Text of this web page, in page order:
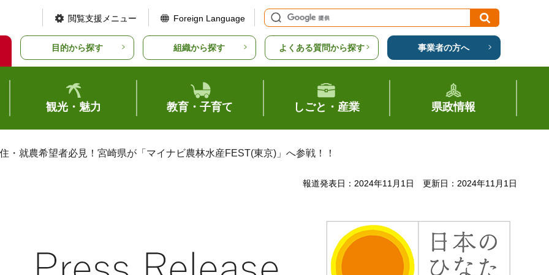
閲覧支援メニュー Foreign Language
目的から探す 組織から探す よくある質問から探す 事業者の方へ
観光・魅力 教育・子育て しごと・産業 県政情報
・就農希望者必見！宮崎県が「マイナビ農林水産FEST(東京)」へ参戦！！
報道発表日：2024年11月1日 更新日：2024年11月1日